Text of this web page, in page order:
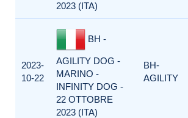
2023 (ITA)
2023-
10-22
BH -
AGILITY DOG -
MARINO -
INFINITY DOG -
22 OTTOBRE
2023 (ITA)
BH-
AGILITY